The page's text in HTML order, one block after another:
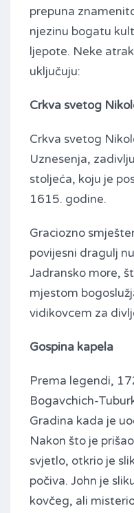
prepuna
njezinu bogatu
ljepote. Neke
uključuju:
Crkva svetog
Crkva svetog
Uznesenja,
stoljeća, koju je
1615. godine.
Graciozno
povijesni dragulj
Jadransko more,
mjestom
vidikovcem za
Gospina kapela
Prema legendi,
Bogavchich-
Gradina kada je
Nakon što je
svjetlo, otkrio je
počiva. John je
kovčeg, ali